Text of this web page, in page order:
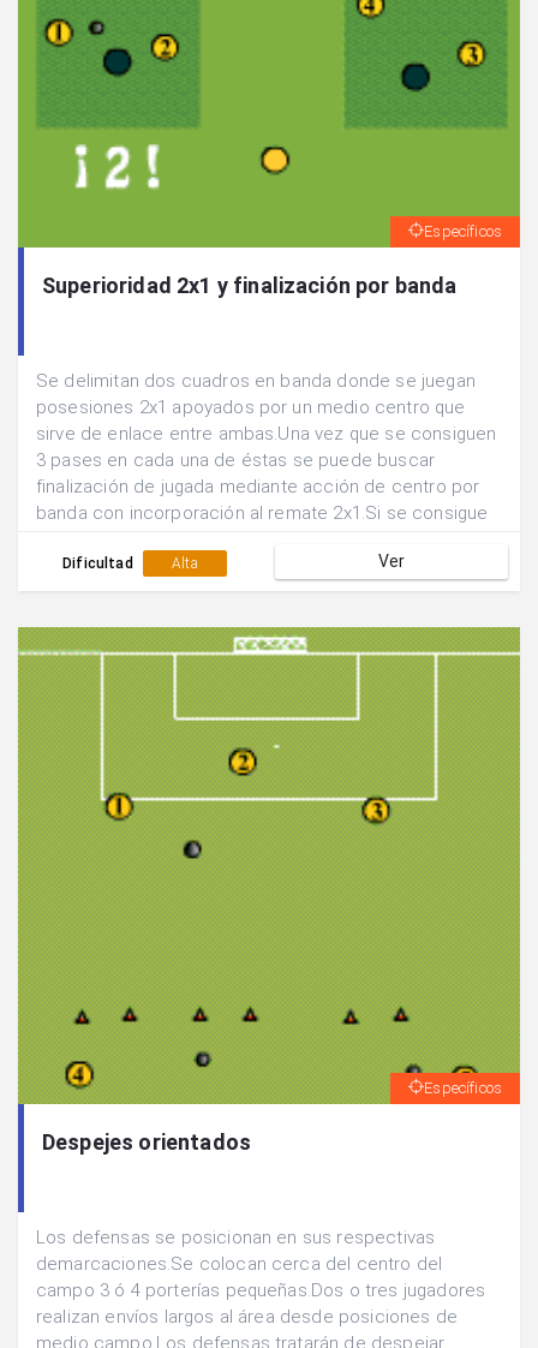
Específicos
Superioridad 2x1 y finalización por banda
Se delimitan dos cuadros en banda donde se juegan
posesiones 2x1 apoyados por un medio centro que
sirve de enlace entre ambas.Una vez que se consiguen
3 pases en cada una de éstas se puede buscar
finalización de jugada mediante acción de centro por
banda con incorporación al remate 2x1.Si se consigue
rotan las posiciones.
Dificultad Alta Ver
Específicos
Despejes orientados
Los defensas se posicionan en sus respectivas
demarcaciones.Se colocan cerca del centro del
campo 3 ó 4 porterías pequeñas.Dos o tres jugadores
realizan envíos largos al área desde posiciones de
medio campo.Los defensas tratarán de despejar